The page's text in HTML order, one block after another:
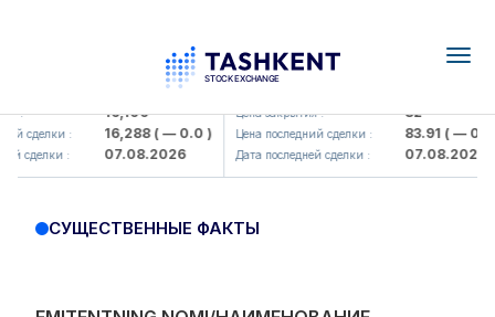
: 16,100
сделки : 16,288( — 0.0 )
сделки : 07.08.2026
KFSK (<Kafolat sug'urta
Цена закрытия : 82
Цена последний сделки : 83.91( — 0.0 )
Дата последней сделки : 07.08.2026
СУЩЕСТВЕННЫЕ ФАКТЫ